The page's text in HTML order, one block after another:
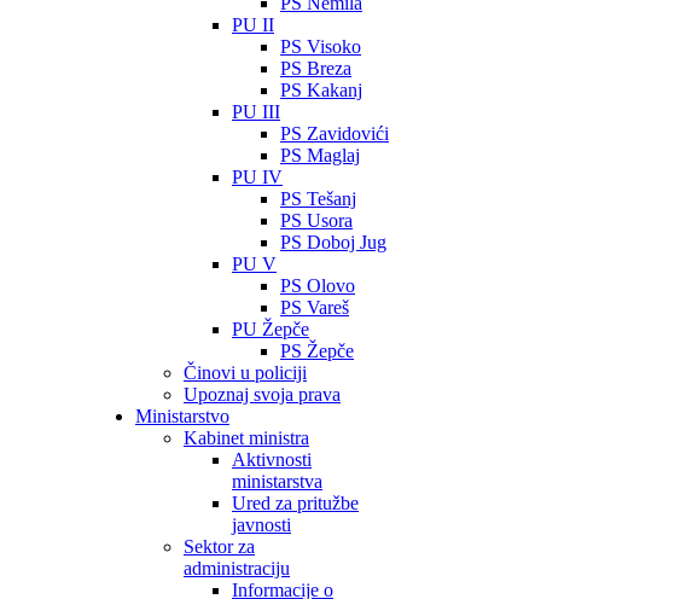
PU II
PS Visoko
PS Breza
PS Kakanj
PU III
PS Zavidovići
PS Maglaj
PU IV
PS Tešanj
PS Usora
PS Doboj Jug
PU V
PS Olovo
PS Vareš
PU Žepče
PS Žepče
Činovi u policiji
Upoznaj svoja prava
Ministarstvo
Kabinet ministra
Aktivnosti
ministarstva
Ured za pritužbe
javnosti
Sektor za
administraciju
Informacije o